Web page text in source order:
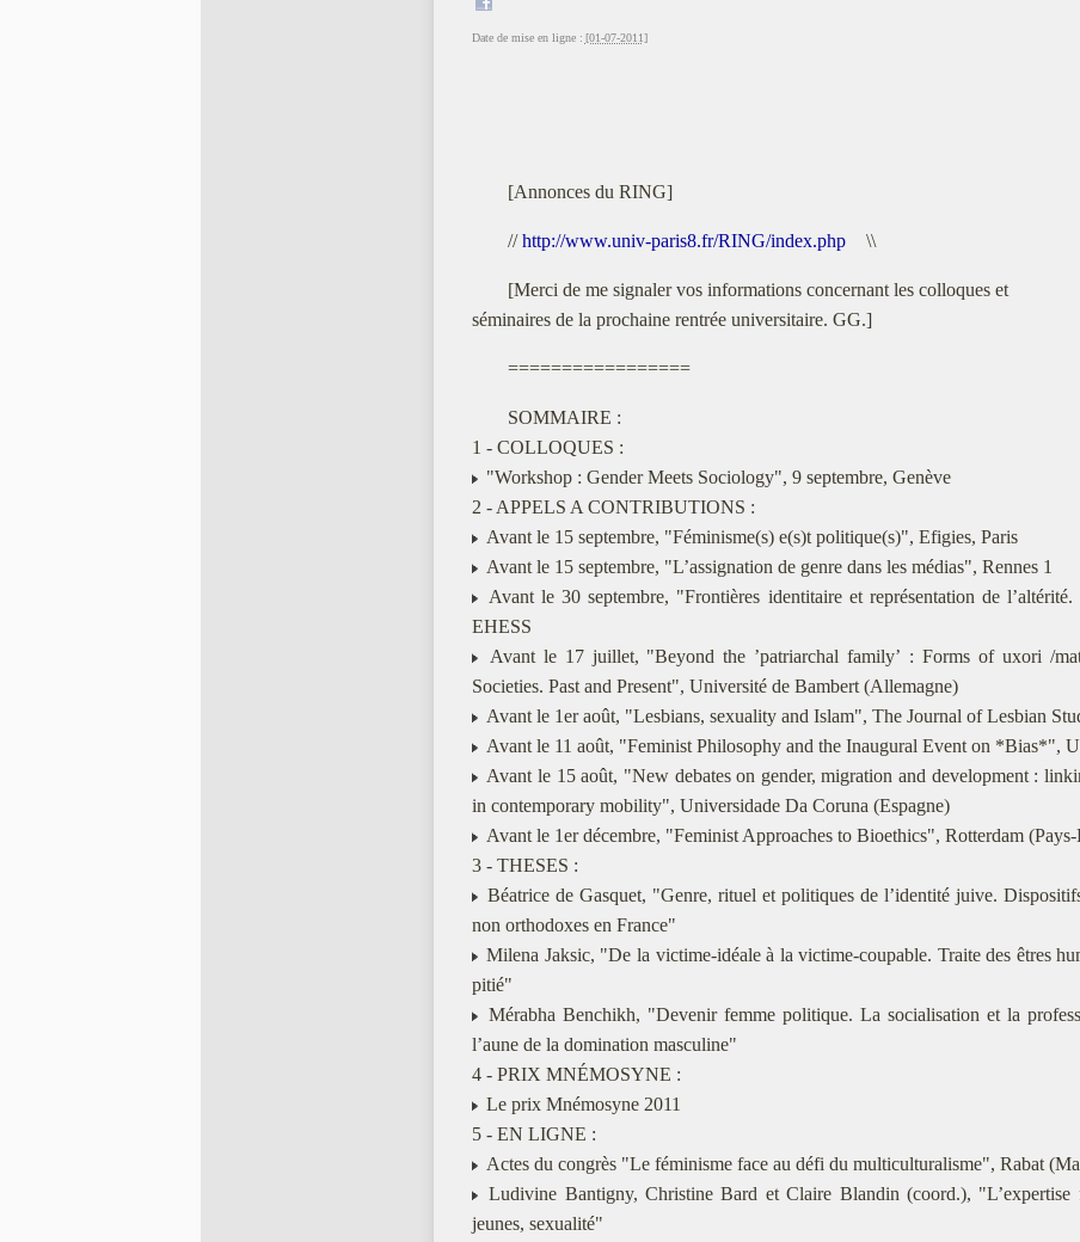
Date de mise en ligne : [01-07-2011]
[Annonces du RING]
//http://www.univ-paris8.fr/RING/index.php \\
[Merci de me signaler vos informations concernant les colloques et
séminaires de la prochaine rentrée universitaire. GG.]
=================
SOMMAIRE :
1 - COLLOQUES :
"Workshop : Gender Meets Sociology", 9 septembre, Genève
2 - APPELS A CONTRIBUTIONS :
Avant le 15 septembre, "Féminisme(s) e(s)t politique(s)", Efigies, Paris
Avant le 15 septembre, "L’assignation de genre dans les médias", Rennes 1
Avant le 30 septembre, "Frontières identitaire et représentation de
EHESS
Avant le 17 juillet, "Beyond the ’patriarchal family’ : Forms of uxori /
Societies. Past and Present", Université de Bambert (Allemagne)
Avant le 1er août, "Lesbians, sexuality and Islam", The Journal of Lesbian
Avant le 11 août, "Feminist Philosophy and the Inaugural Event on *Bias*",
Avant le 15 août, "New debates on gender, migration and development :
in contemporary mobility", Universidade Da Coruna (Espagne)
Avant le 1er décembre, "Feminist Approaches to Bioethics", Rotterdam (Pays-
3 - THESES :
Béatrice de Gasquet, "Genre, rituel et politiques de l’identité juive.
non orthodoxes en France"
Milena Jaksic, "De la victime-idéale à la victime-coupable. Traite des êtres
pitié"
Mérabha Benchikh, "Devenir femme politique. La socialisation et la
l’aune de la domination masculine"
4 - PRIX MNÉMOSYNE :
Le prix Mnémosyne 2011
5 - EN LIGNE :
Actes du congrès "Le féminisme face au défi du multiculturalisme", Rabat
Ludivine Bantigny, Christine Bard et Claire Blandin (coord.), "L’expertise
jeunes, sexualité"